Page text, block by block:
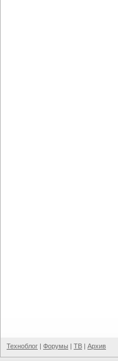
Техноблог | Форумы | ТВ | Архив